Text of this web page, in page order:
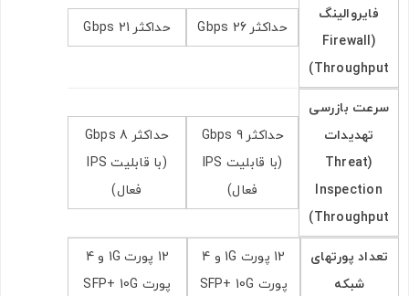
فایروالینگ
(Firewall
Throughput)
حداکثر 26 Gbps حداکثر 21 Gbps
سرعت بازرسی
تهدیدات
(Threat
Inspection
Throughput)
حداکثر 9 Gbps
(با قابلیت IPS
فعال)
حداکثر 8 Gbps
(با قابلیت IPS
فعال)
تعداد پورتهای
شبکه
12 پورت 1G و 4
پورت SFP+ 10G
12 پورت 1G و 4
پورت SFP+ 10G